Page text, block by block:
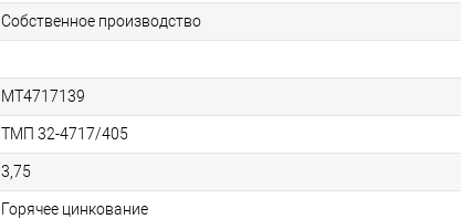
Собственное производство
МТ4717139
ТМП 32-4717/405
3,75
Горячее цинкование